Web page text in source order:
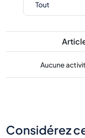
Aucune
Considérez